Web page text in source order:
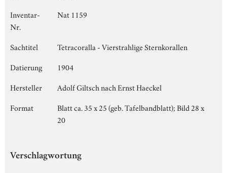
Inventar-
Nr.
Nat 1159
Sachtitel
Tetracoralla - Vierstrahlige Sternkorallen
Datierung
1904
Hersteller
Adolf Giltsch nach Ernst Haeckel
Format
Blatt ca. 35 x 25 (geb. Tafelbandblatt); Bild 28 x
20
Verschlagwortung